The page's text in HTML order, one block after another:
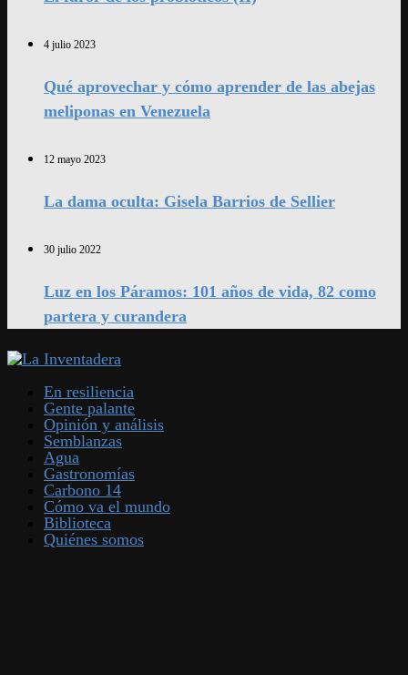
4 julio 2023
Qué aprovechar y cómo aprender de las abejas
meliponas en Venezuela
12 mayo 2023
La dama oculta: Gisela Barrios de Sellier
30 julio 2022
Luz en los Páramos: 101 años de vida, 82 como
partera y curandera
En resiliencia
Gente palante
Opinión y análisis
Semblanzas
Agua
Gastronomías
Carbono 14
Cómo va el mundo
Biblioteca
Quiénes somos